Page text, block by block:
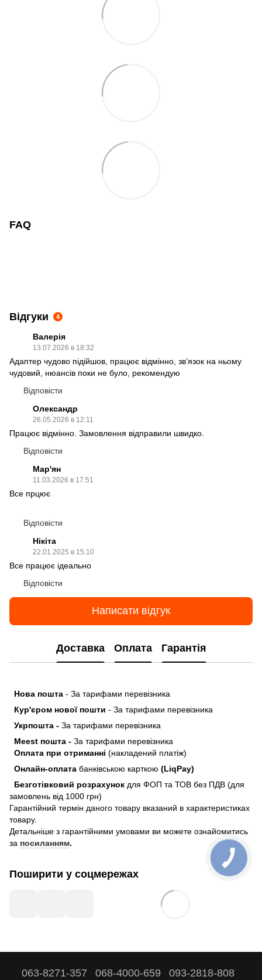
FAQ
Відгуки 4
Валерія
13.07.2026 в 18:32
Адаптер чудово підійшов, працює відмінно, звʼязок на ньому
чудовий, нюансів поки не було, рекомендую
Відповісти
Олександр
26.05.2026 в 12:11
Працює відмінно. Замовлення відправили швидко.
Відповісти
Мар'ян
11.03.2026 в 17:51
Все прцює
Відповісти
Нікіта
22.01.2025 в 15:10
Все працює ідеально
Відповісти
Написати відгук
Доставка Оплата Гарантія
Нова пошта - За тарифами перевізника
Кур'єром нової пошти - За тарифами перевізника
Укрпошта - За тарифами перевізника
Meest пошта - За тарифами перевізника
Оплата при отриманні (накладений платіж)
Онлайн-оплата банківською карткою (LiqPay)
Безготівковий розрахунок для ФОП та ТОВ без ПДВ (для
замовлень від 1000 грн)
Гарантійний термін даного товару вказаний в характеристиках
товару.
Детальніше з гарантійними умовами ви можете ознайомитись
за посиланням.
Поширити у соцмережах
063-8271-357 068-4000-659 093-2818-808